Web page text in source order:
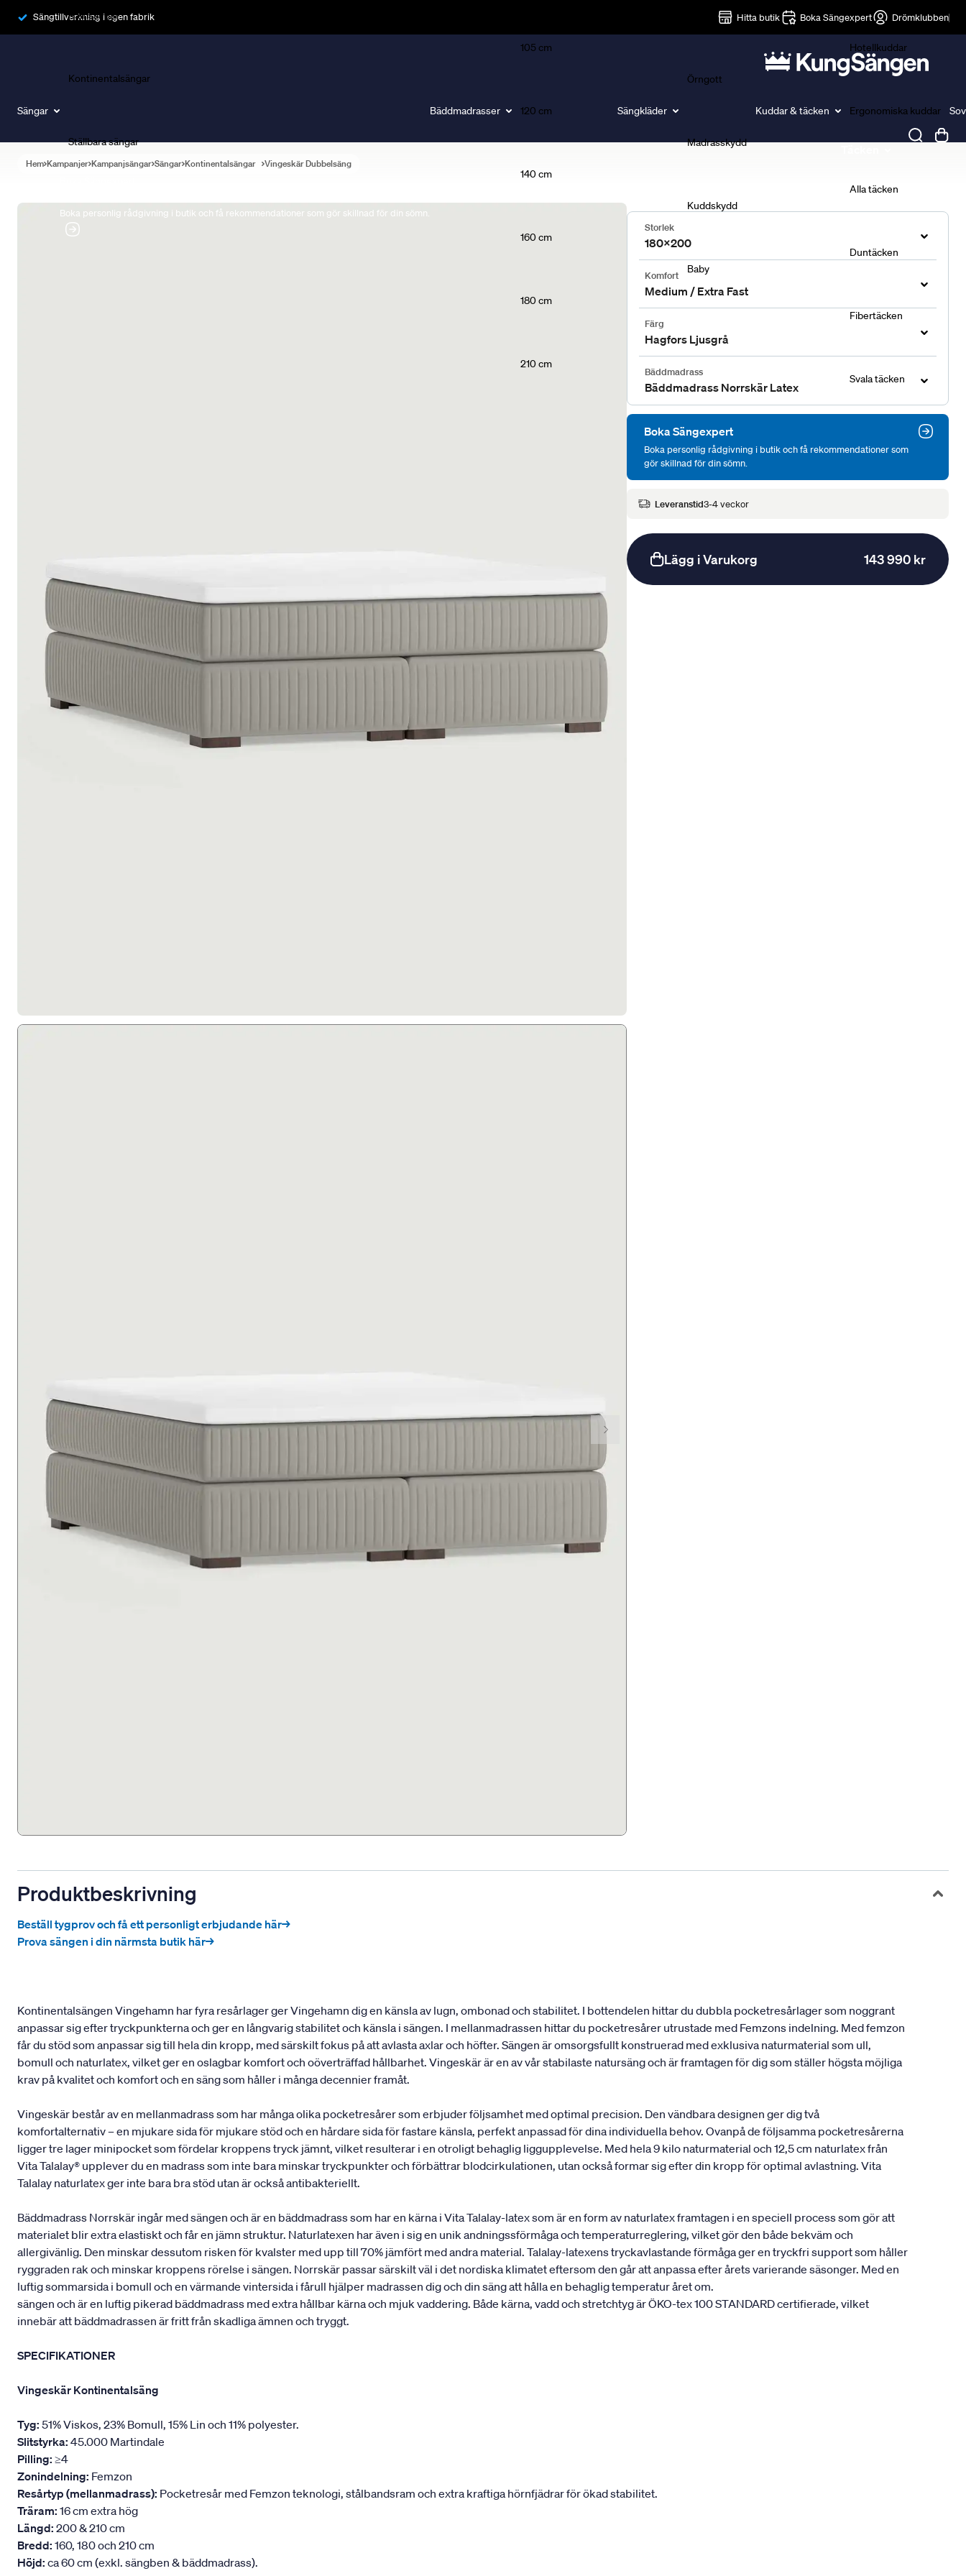
Sängtillverkning i egen fabrik Hitta butik Boka Sängexpert Drömklubben
Sängar
Ramsängar
Kontinentalsängar
Ställbara sängar
Boka personlig rådgivning i butik och få rekommendationer som gör skillnad för din sömn.
Bäddmadrasser
105 cm
120 cm
140 cm
160 cm
180 cm
210 cm
Sängkläder
Örngott
Madrasskydd
Kuddskydd
Baby
Kuddar & täcken
Hotellkuddar
Ergonomiska kuddar
Alla täcken
Duntäcken
Fibertäcken
Svala täcken
Hem Kampanjer Kampanjsängar Sängar Kontinentalsängar Vingeskär Dubbelsäng
Storlek
180x200
Komfort
Medium / Extra Fast
Färg
Hagfors Ljusgrå
Bäddmadrass
Bäddmadrass Norrskär Latex
Boka Sängexpert
Boka personlig rådgivning i butik och få rekommendationer som
gör skillnad för din sömn.
Leveranstid3-4 veckor
Lägg i Varukorg 143 990 kr
Produktbeskrivning
Beställ tygprov och få ett personligt erbjudande här→
Prova sängen i din närmsta butik här→
Kontinentalsängen Vingehamn har fyra resårlager ger Vingehamn dig en känsla av lugn, ombonad och stabilitet. I bottendelen hittar du dubbla pocketresårlager som noggrant
anpassar sig efter tryckpunkterna och ger en långvarig stabilitet och känsla i sängen. I mellanmadrassen hittar du pocketresårer utrustade med Femzons indelning. Med femzon
får du stöd som anpassar sig till hela din kropp, med särskilt fokus på att avlasta axlar och höfter. Sängen är omsorgsfullt konstruerad med exklusiva naturmaterial som ull,
bomull och naturlatex, vilket ger en oslagbar komfort och oöverträffad hållbarhet. Vingeskär är en av vår stabilaste natursäng och är framtagen för dig som ställer högsta möjliga
krav på kvalitet och komfort och en säng som håller i många decennier framåt.
Vingeskär består av en mellanmadrass som har många olika pocketresårer som erbjuder följsamhet med optimal precision. Den vändbara designen ger dig två
komfortalternativ – en mjukare sida för mjukare stöd och en hårdare sida för fastare känsla, perfekt anpassad för dina individuella behov. Ovanpå de följsamma pocketresårerna
ligger tre lager minipocket som fördelar kroppens tryck jämnt, vilket resulterar i en otroligt behaglig liggupplevelse. Med hela 9 kilo naturmaterial och 12,5 cm naturlatex från
Vita Talalay® upplever du en madrass som inte bara minskar tryckpunkter och förbättrar blodcirkulationen, utan också formar sig efter din kropp för optimal avlastning. Vita
Talalay naturlatex ger inte bara bra stöd utan är också antibakteriellt.
Bäddmadrass Norrskär ingår med sängen och är en bäddmadrass som har en kärna i Vita Talalay-latex som är en form av naturlatex framtagen i en speciell process som gör att
materialet blir extra elastiskt och får en jämn struktur. Naturlatexen har även i sig en unik andningssförmåga och temperaturreglering, vilket gör den både bekväm och
allergivänlig. Den minskar dessutom risken för kvalster med upp till 70% jämfört med andra material. Talalay-latexens tryckavlastande förmåga ger en tryckfri support som håller
ryggraden rak och minskar kroppens rörelse i sängen. Norrskär passar särskilt väl i det nordiska klimatet eftersom den går att anpassa efter årets varierande säsonger. Med en
luftig sommarsida i bomull och en värmande vintersida i fårull hjälper madrassen dig och din säng att hålla en behaglig temperatur året om.
sängen och är en luftig pikerad bäddmadrass med extra hållbar kärna och mjuk vaddering. Både kärna, vadd och stretchtyg är ÖKO-tex 100 STANDARD certifierade, vilket
innebär att bäddmadrassen är fritt från skadliga ämnen och tryggt.
SPECIFIKATIONER
Vingeskär Kontinentalsäng
Tyg: 51% Viskos, 23% Bomull, 15% Lin och 11% polyester.
Slitstyrka: 45.000 Martindale
Pilling: ≥4
Zonindelning: Femzon
Resårtyp (mellanmadrass): Pocketresår med Femzon teknologi, stålbandsram och extra kraftiga hörnfjädrar för ökad stabilitet.
Träram: 16 cm extra hög
Längd: 200 & 210 cm
Bredd: 160, 180 och 210 cm
Höjd: ca 60 cm (exkl. sängben & bäddmadrass).